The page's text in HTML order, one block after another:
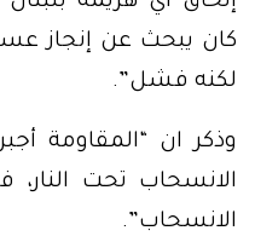
كان يبحث عن إنجاز
لكنه فشل”.
وذكر ان “المقاومة
الانسحاب تحت النار،
الانسحاب”.